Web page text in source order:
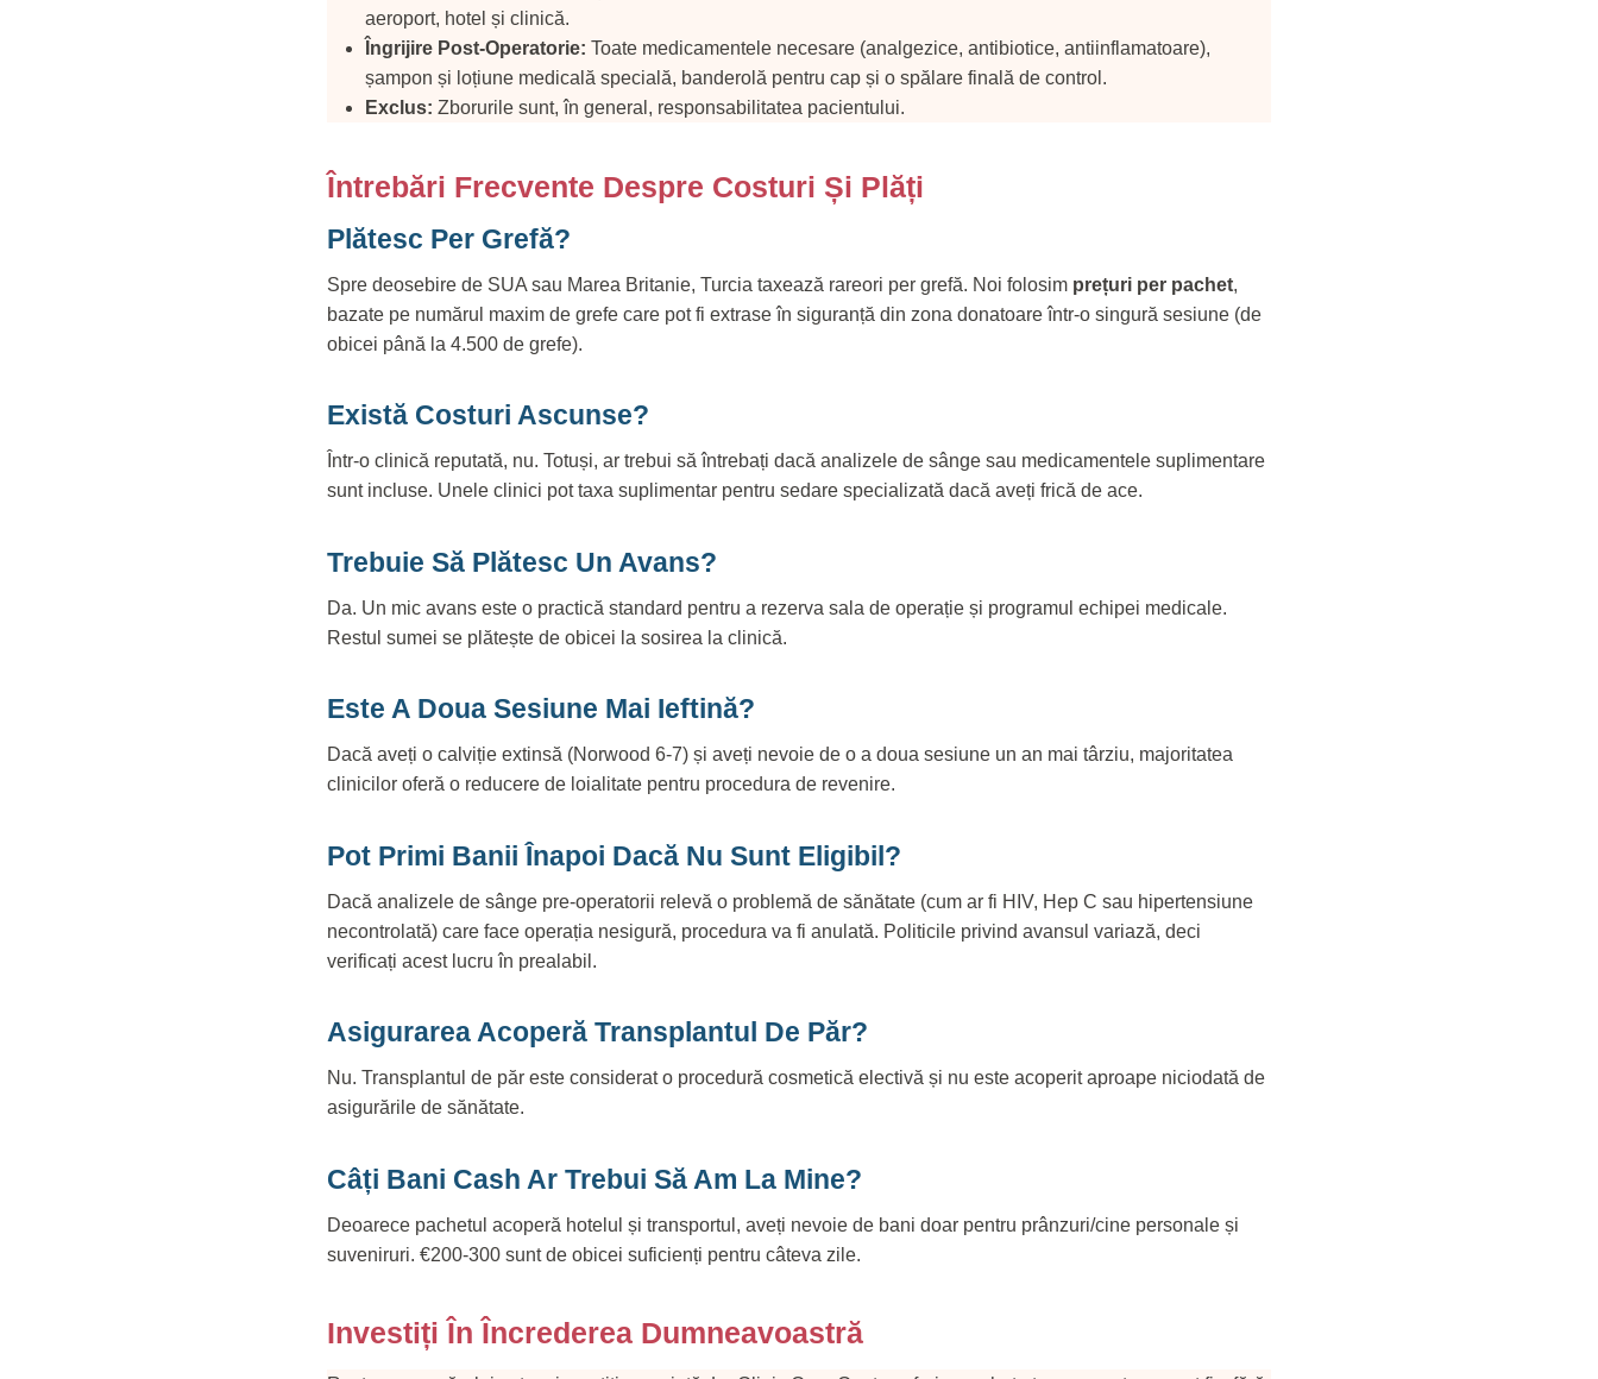
aeroport, hotel și clinică.
Îngrijire Post-Operatorie: Toate medicamentele necesare (analgezice, antibiotice, antiinflamatoare),
șampon și loțiune medicală specială, banderolă pentru cap și o spălare finală de control.
Exclus: Zborurile sunt, în general, responsabilitatea pacientului.
Întrebări Frecvente Despre Costuri Și Plăți
Plătesc Per Grefă?
Spre deosebire de SUA sau Marea Britanie, Turcia taxează rareori per grefă. Noi folosim prețuri per pachet,
bazate pe numărul maxim de grefe care pot fi extrase în siguranță din zona donatoare într-o singură sesiune (de
obicei până la 4.500 de grefe).
Există Costuri Ascunse?
Într-o clinică reputată, nu. Totuși, ar trebui să întrebați dacă analizele de sânge sau medicamentele suplimentare
sunt incluse. Unele clinici pot taxa suplimentar pentru sedare specializată dacă aveți frică de ace.
Trebuie Să Plătesc Un Avans?
Da. Un mic avans este o practică standard pentru a rezerva sala de operație și programul echipei medicale.
Restul sumei se plătește de obicei la sosirea la clinică.
Este A Doua Sesiune Mai Ieftină?
Dacă aveți o calviție extinsă (Norwood 6-7) și aveți nevoie de o a doua sesiune un an mai târziu, majoritatea
clinicilor oferă o reducere de loialitate pentru procedura de revenire.
Pot Primi Banii Înapoi Dacă Nu Sunt Eligibil?
Dacă analizele de sânge pre-operatorii relevă o problemă de sănătate (cum ar fi HIV, Hep C sau hipertensiune
necontrolată) care face operația nesigură, procedura va fi anulată. Politicile privind avansul variază, deci
verificați acest lucru în prealabil.
Asigurarea Acoperă Transplantul De Păr?
Nu. Transplantul de păr este considerat o procedură cosmetică electivă și nu este acoperit aproape niciodată de
asigurările de sănătate.
Câți Bani Cash Ar Trebui Să Am La Mine?
Deoarece pachetul acoperă hotelul și transportul, aveți nevoie de bani doar pentru prânzuri/cine personale și
suveniruri. €200-300 sunt de obicei suficienți pentru câteva zile.
Investiți În Încrederea Dumneavoastră